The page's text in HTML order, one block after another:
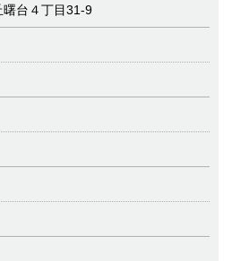
台４丁目31-9